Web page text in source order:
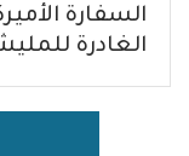
السفارة
الغادرة
بحق الشعب